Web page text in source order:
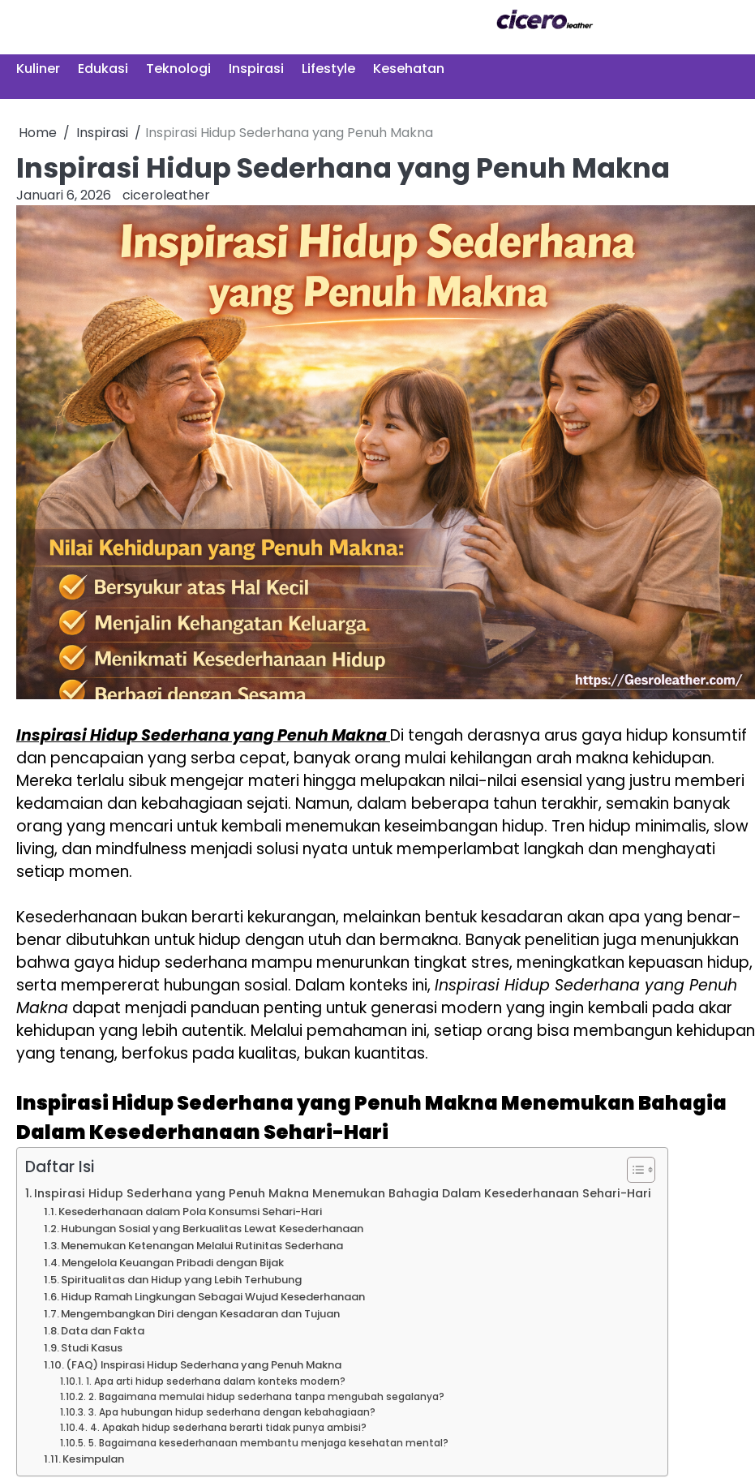
Kuliner
Edukasi Teknologi Inspirasi Lifestyle Kesehatan
Home Inspirasi Inspirasi Hidup Sederhana yang Penuh Makna
Inspirasi Hidup Sederhana yang Penuh Makna
Januari 6, 2026 ciceroleather
Inspirasi Hidup Sederhana yang Penuh MaknaDi tengah derasnya arus gaya hidup konsumtif
dan pencapaian yang serba cepat, banyak orang mulai kehilangan arah makna kehidupan.
Mereka terlalu sibuk mengejar materi hingga melupakan nilai-nilai esensial yang justru memberi
kedamaian dan kebahagiaan sejati. Namun, dalam beberapa tahun terakhir, semakin banyak
orang yang mencari untuk kembali menemukan keseimbangan hidup. Tren hidup minimalis, slow
living, dan mindfulness menjadi solusi nyata untuk memperlambat langkah dan menghayati
setiap momen.
Kesederhanaan bukan berarti kekurangan, melainkan bentuk kesadaran akan apa yang benar-
benar dibutuhkan untuk hidup dengan utuh dan bermakna. Banyak penelitian juga menunjukkan
bahwa gaya hidup sederhana mampu menurunkan tingkat stres, meningkatkan kepuasan hidup,
serta mempererat hubungan sosial. Dalam konteks ini, Inspirasi Hidup Sederhana yang Penuh
Makna dapat menjadi panduan penting untuk generasi modern yang ingin kembali pada akar
kehidupan yang lebih autentik. Melalui pemahaman ini, setiap orang bisa membangun kehidupan
yang tenang, berfokus pada kualitas, bukan kuantitas.
Inspirasi Hidup Sederhana yang Penuh Makna Menemukan Bahagia
Dalam Kesederhanaan Sehari-Hari
Daftar Isi
Inspirasi Hidup Sederhana yang Penuh Makna Menemukan Bahagia Dalam Kesederhanaan Sehari-Hari
Kesederhanaan dalam Pola Konsumsi Sehari-Hari
Hubungan Sosial yang Berkualitas Lewat Kesederhanaan
Menemukan Ketenangan Melalui Rutinitas Sederhana
Mengelola Keuangan Pribadi dengan Bijak
Spiritualitas dan Hidup yang Lebih Terhubung
Hidup Ramah Lingkungan Sebagai Wujud Kesederhanaan
Mengembangkan Diri dengan Kesadaran dan Tujuan
Data dan Fakta
Studi Kasus
(FAQ) Inspirasi Hidup Sederhana yang Penuh Makna
1. Apa arti hidup sederhana dalam konteks modern?
2. Bagaimana memulai hidup sederhana tanpa mengubah segalanya?
3. Apa hubungan hidup sederhana dengan kebahagiaan?
4. Apakah hidup sederhana berarti tidak punya ambisi?
5. Bagaimana kesederhanaan membantu menjaga kesehatan mental?
Kesimpulan